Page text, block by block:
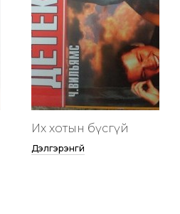
Их хотын бүсгүй
Дэлгэрэнгүй